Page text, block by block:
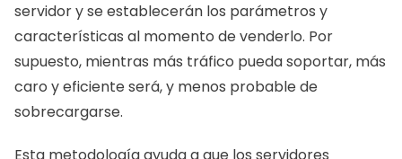
servidor y se establecerán los parámetros y
características al momento de venderlo. Por
supuesto, mientras más tráfico pueda soportar, más
caro y eficiente será, y menos probable de
sobrecargarse.